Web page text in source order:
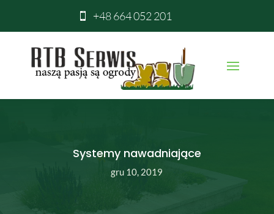
 +48 664 052 201
Systemy nawadniające
gru 10, 2019